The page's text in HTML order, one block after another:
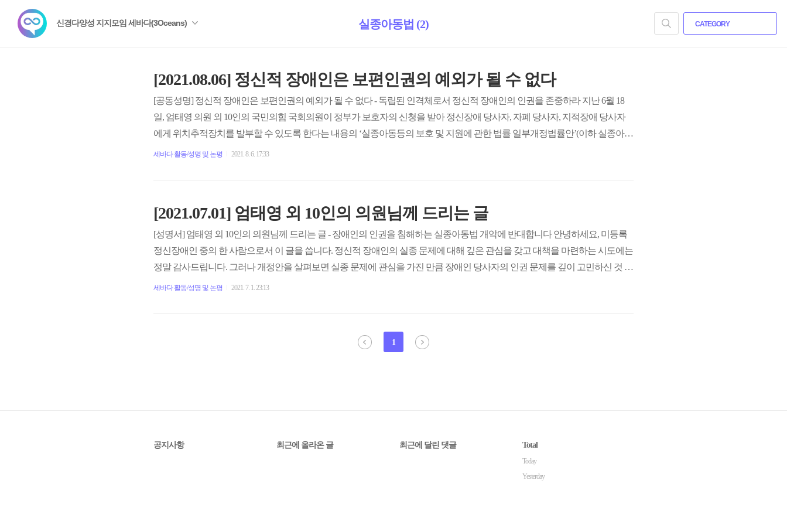
신경다양성 지지모임 세바다(3Oceans) CATEGORY
실종아동법 (2)
[2021.08.06] 정신적 장애인은 보편인권의 예외가 될 수 없다
[공동성명] 정신적 장애인은 보편인권의 예외가 될 수 없다 - 독립된 인격체로서 정신적 장애인의 인권을 존중하라 지난 6월 18
일, 엄태영 의원 외 10인의 국민의힘 국회의원이 정부가 보호자의 신청을 받아 정신장애 당사자, 자폐 당사자, 지적장애 당사자
에게 위치추적장치를 발부할 수 있도록 한다는 내용의 ‘실종아동등의 보호 및 지원에 관한 법률 일부개정법률안’(이하 실종아동
법 개정안)을 발의하였다. 제안서에서 발의자들은 실종된 사람이 휴대폰 등을 소지하지 않은 경우 (실종방지) 효과가 없다고 주
세바다 활동/성명 및 논평 2021. 8. 6. 17:33
[2021.07.01] 엄태영 외 10인의 의원님께 드리는 글
[성명서] 엄태영 외 10인의 의원님께 드리는 글 - 장애인의 인권을 침해하는 실종아동법 개악에 반대합니다 안녕하세요, 미등록
정신장애인 중의 한 사람으로서 이 글을 씁니다. 정신적 장애인의 실종 문제에 대해 깊은 관심을 갖고 대책을 마련하는 시도에는
정말 감사드립니다. 그러나 개정안을 살펴보면 실종 문제에 관심을 가진 만큼 장애인 당사자의 인권 문제를 깊이 고민하신 것 같
지 않습니다. 저는 이 법이 정신적 장애인들을 보호하는 법이 되기보단 당사자의 인권을 후퇴시킬 수 있는 악법이 될 것이라 확
세바다 활동/성명 및 논평 2021. 7. 1. 23:13
1
공지사항 최근에 올라온 글 최근에 달린 댓글 Total
Today
Yesterday